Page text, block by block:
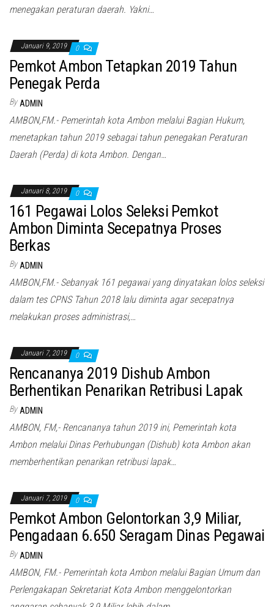
menegakan peraturan daerah. Yakni…
Januari 9, 2019 0
Pemkot Ambon Tetapkan 2019 Tahun
Penegak Perda
By ADMIN
AMBON,FM.- Pemerintah kota Ambon melalui Bagian Hukum,
menetapkan tahun 2019 sebagai tahun penegakan Peraturan
Daerah (Perda) di kota Ambon. Dengan…
Januari 8, 2019 0
161 Pegawai Lolos Seleksi Pemkot
Ambon Diminta Secepatnya Proses
Berkas
By ADMIN
AMBON,FM.- Sebanyak 161 pegawai yang dinyatakan lolos seleksi
dalam tes CPNS Tahun 2018 lalu diminta agar secepatnya
melakukan proses administrasi,…
Januari 7, 2019 0
Rencananya 2019 Dishub Ambon
Berhentikan Penarikan Retribusi Lapak
By ADMIN
AMBON, FM,- Rencananya tahun 2019 ini, Pemerintah kota
Ambon melalui Dinas Perhubungan (Dishub) kota Ambon akan
memberhentikan penarikan retribusi lapak…
Januari 7, 2019 0
Pemkot Ambon Gelontorkan 3,9 Miliar,
Pengadaan 6.650 Seragam Dinas Pegawai
By ADMIN
AMBON, FM.- Pemerintah kota Ambon melalui Bagian Umum dan
Perlengakapan Sekretariat Kota Ambon menggelontorkan